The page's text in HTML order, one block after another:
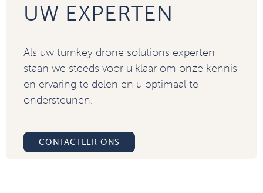
UW EXPERTEN
Als uw turnkey drone solutions experten
staan we steeds voor u klaar om onze kennis
en ervaring te delen en u optimaal te
ondersteunen.
CONTACTEER ONS